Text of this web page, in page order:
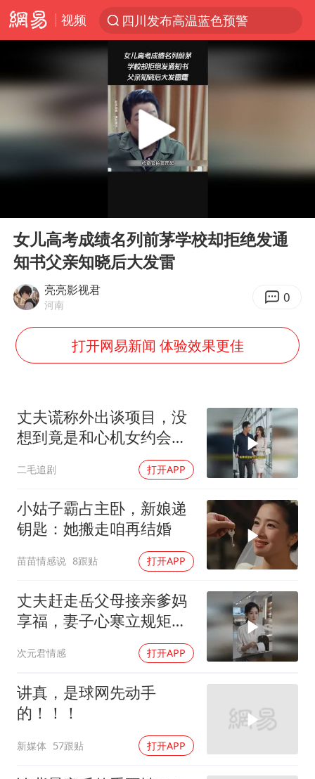
视频
四川发布高温蓝色预警
台风“白海豚”登陆 各地各部门全力应对
上海鼓励居家办公
上海青浦区启动防汛防台Ⅰ级响应
独闯南太行失联女子遗体已找到
多地银行上调存款利率
演员秦焰去世 曾出演《狂飙》
白海豚突然大拐弯 走出罕见路线
周星驰妈妈现身香港首映礼
大疆错失宇树
三预警齐发 11个省份有大到暴雨
“还不如不放假”
Play
女儿高考成绩名列前茅学校却拒绝发通
知书父亲知晓后大发雷
亮亮影视君
河南 0
打开网易新闻 体验效果更佳
丈夫谎称外出谈项目，没
想到竟是和心机女约会，
二毛追剧 打开APP
小姑子霸占主卧，新娘递
钥匙：她搬走咱再结婚
苗苗情感说 8跟贴 打开APP
丈夫赶走岳父母接亲爹妈
享福，妻子心寒立规矩一
次元君情感 打开APP
讲真，是球网先动手
的！！！
新媒体 57跟贴 打开APP